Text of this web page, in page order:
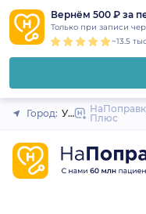
Вернём 500 ₽ за
Только при записи
~13.5
Город: Уфа
Плюс